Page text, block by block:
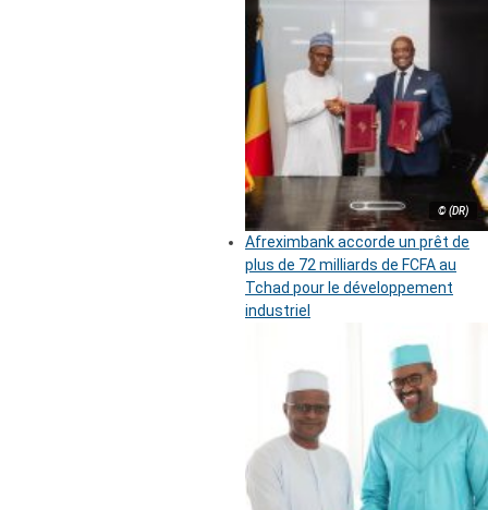
© (DR)
Afreximbank accorde un prêt de
plus de 72 milliards de FCFA au
Tchad pour le développement
industriel